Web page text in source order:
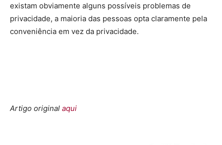
existam obviamente alguns possíveis problemas de
privacidade, a maioria das pessoas opta claramente pela
conveniência em vez da privacidade.
Artigo original aqui